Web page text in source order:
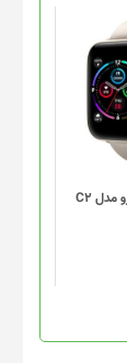
ساعت هوشمند میبرو مدل C2